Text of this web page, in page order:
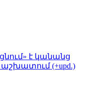
է կանանց
աշխատում (+upd.)